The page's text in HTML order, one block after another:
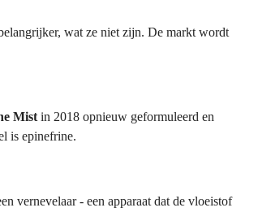
wat ze niet zijn. De markt wordt
Mist in 2018 opnieuw geformuleerd en
is epinefrine.
vernevelaar - een apparaat dat de vloeistof